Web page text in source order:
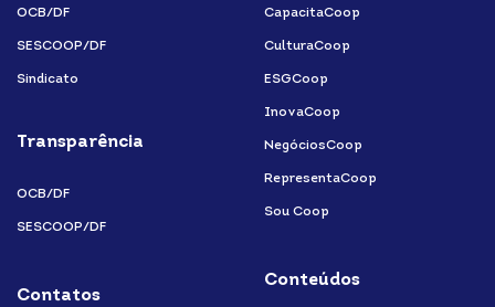
OCB/DF
SESCOOP/DF
Sindicato
Transparência
OCB/DF
SESCOOP/DF
Contatos
CapacitaCoop
CulturaCoop
ESGCoop
InovaCoop
NegóciosCoop
RepresentaCoop
Sou Coop
Conteúdos